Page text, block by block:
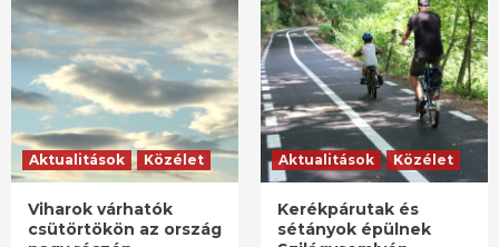
Aktualitások Közélet
Viharok várhatók
csütörtökön az ország
Aktualitások Közélet
Kerékpárutak és
sétányok épülnek